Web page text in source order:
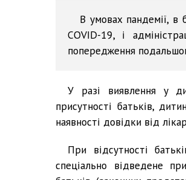
В умовах пандемії, в
COVID-19, і
попередження
У разі виявлення у
присутності батьків,
наявності довідки від
При відсутності
спеціально відведене